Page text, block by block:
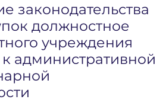
законодательства
должностное
учреждения
административной